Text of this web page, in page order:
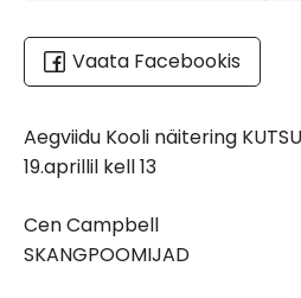
Vaata Facebookis
Aegviidu Kooli näitering
19.aprillil kell 13
Cen Campbell
SKANGPOOMIJAD